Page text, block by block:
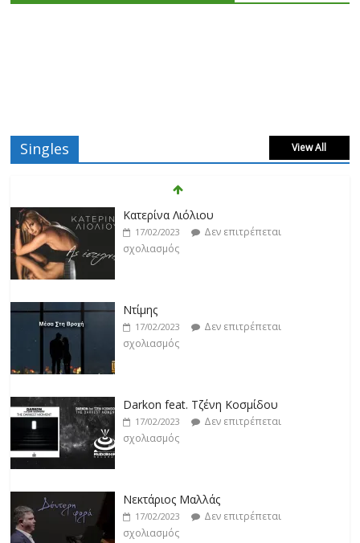
Singles View All
Κατερίνα Λιόλιου
17/02/2023
Δεν επιτρέπεται
σχολιασμός
Ντίμης
17/02/2023
Δεν επιτρέπεται
σχολιασμός
Darkon feat. Τζένη Κοσμίδου
17/02/2023
Δεν επιτρέπεται
σχολιασμός
Νεκτάριος Μαλλάς
17/02/2023
Δεν επιτρέπεται
σχολιασμός